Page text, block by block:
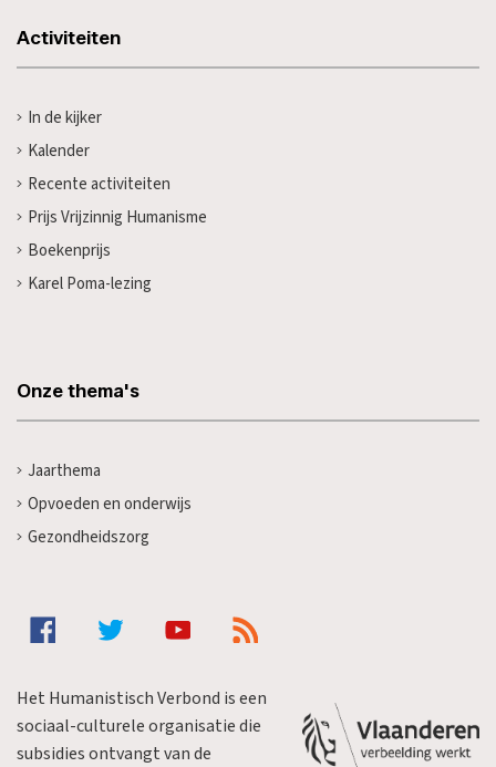
Activiteiten
In de kijker
Kalender
Recente activiteiten
Prijs Vrijzinnig Humanisme
Boekenprijs
Karel Poma-lezing
Onze thema's
Jaarthema
Opvoeden en onderwijs
Gezondheidszorg
Het Humanistisch Verbond is een
sociaal-culturele organisatie die
subsidies ontvangt van de